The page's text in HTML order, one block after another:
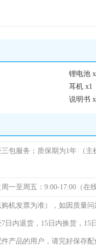
锂电池
耳机 x1
说明书
包服务；质保期为1年 （
周一至周五：9:00-17:00（在
购机发票为准），如因质量
日内退货，15日内换货，
产品的用户，请完好保存